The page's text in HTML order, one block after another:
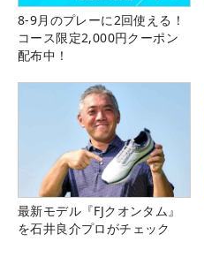
8-9月のプレーに2回使える！
コース限定2,000円クーポン
配布中！
最新モデル『FJクオンタム』
を石井良介プロがチェック